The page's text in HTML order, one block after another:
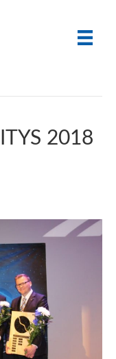
2018